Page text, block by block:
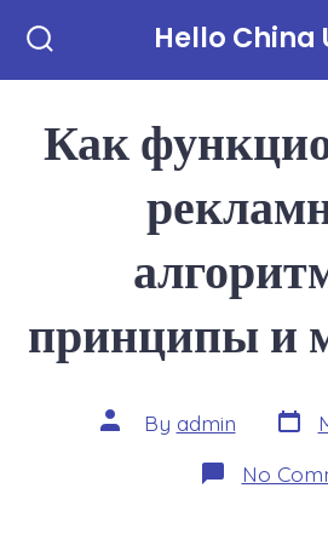
Toggle
Hello China
Как
принципы и
Post
author
By admin Post
date
No